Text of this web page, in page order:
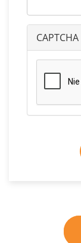
CAPTCHA